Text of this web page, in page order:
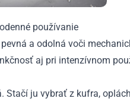
používanie
a odolná voči
aj pri intenzívnom
Stačí ju vybrať z kufra,